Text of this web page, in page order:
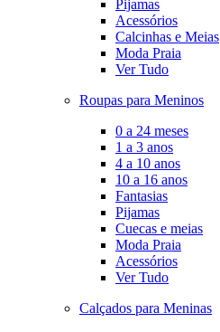
Pijamas
Acessórios
Calcinhas e Meias
Moda Praia
Ver Tudo
Roupas para Meninos
0 a 24 meses
1 a 3 anos
4 a 10 anos
10 a 16 anos
Fantasias
Pijamas
Cuecas e meias
Moda Praia
Acessórios
Ver Tudo
Calçados para Meninas